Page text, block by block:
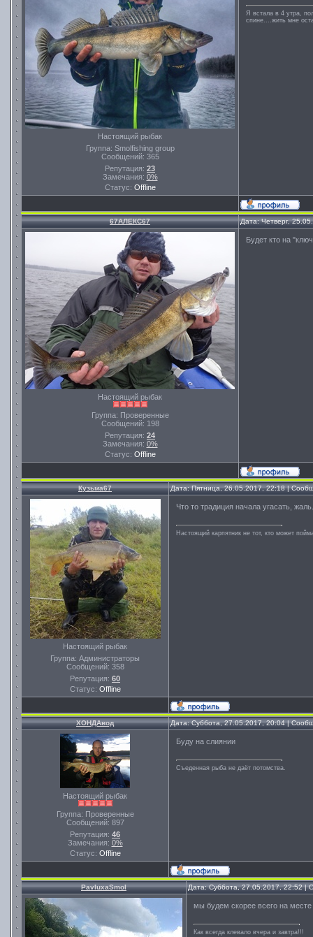
Настоящий рыбак
Группа: Smolfishing group
Сообщений: 365
Репутация: 23
Замечания: 0%
Статус: Offline
Я встала в 4 утра,
спине....жить мне
67АЛЕКС67 Дата: Четверг,
Настоящий рыбак
Группа: Проверенные
Сообщений: 198
Репутация: 24
Замечания: 0%
Статус: Offline
Будет кто на
Кузьма67 Дата: Пятница, 26.05.2017, 22:18 |
Настоящий рыбак
Группа: Администраторы
Сообщений: 358
Репутация: 60
Статус: Offline
Что то традиция начала угасать, жаль.
Настоящий карпятник не тот, кто может
ХОНДАвод Дата: Суббота, 27.05.2017, 20:04 |
Настоящий рыбак
Группа: Проверенные
Сообщений: 897
Репутация: 46
Замечания: 0%
Статус: Offline
Буду на слиянии
Съеденная рыба не даёт потомства.
PavluxaSmol Дата: Суббота, 27.05.2017, 22:52 |
мы будем скорее всего на
Как всегда клевало вчера и завтра!!!